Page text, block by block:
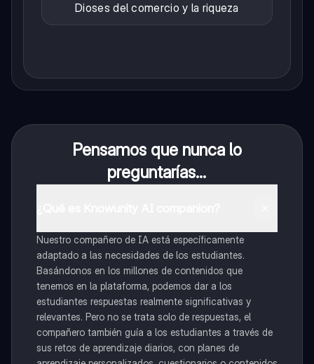
Dioses del comercio y la riqueza
Pensamos que nunca lo
preguntarías...
Nuestro compañero de IA está específicamente
adaptado a las necesidades de los estudiantes.
Basándonos en los millones de contenidos que
tenemos en la plataforma, podemos dar a los
estudiantes respuestas realmente significativas y
relevantes. Pero no se trata solo de respuestas, el
compañero también guía a los estudiantes a través de
sus retos de aprendizaje diarios, con planes de